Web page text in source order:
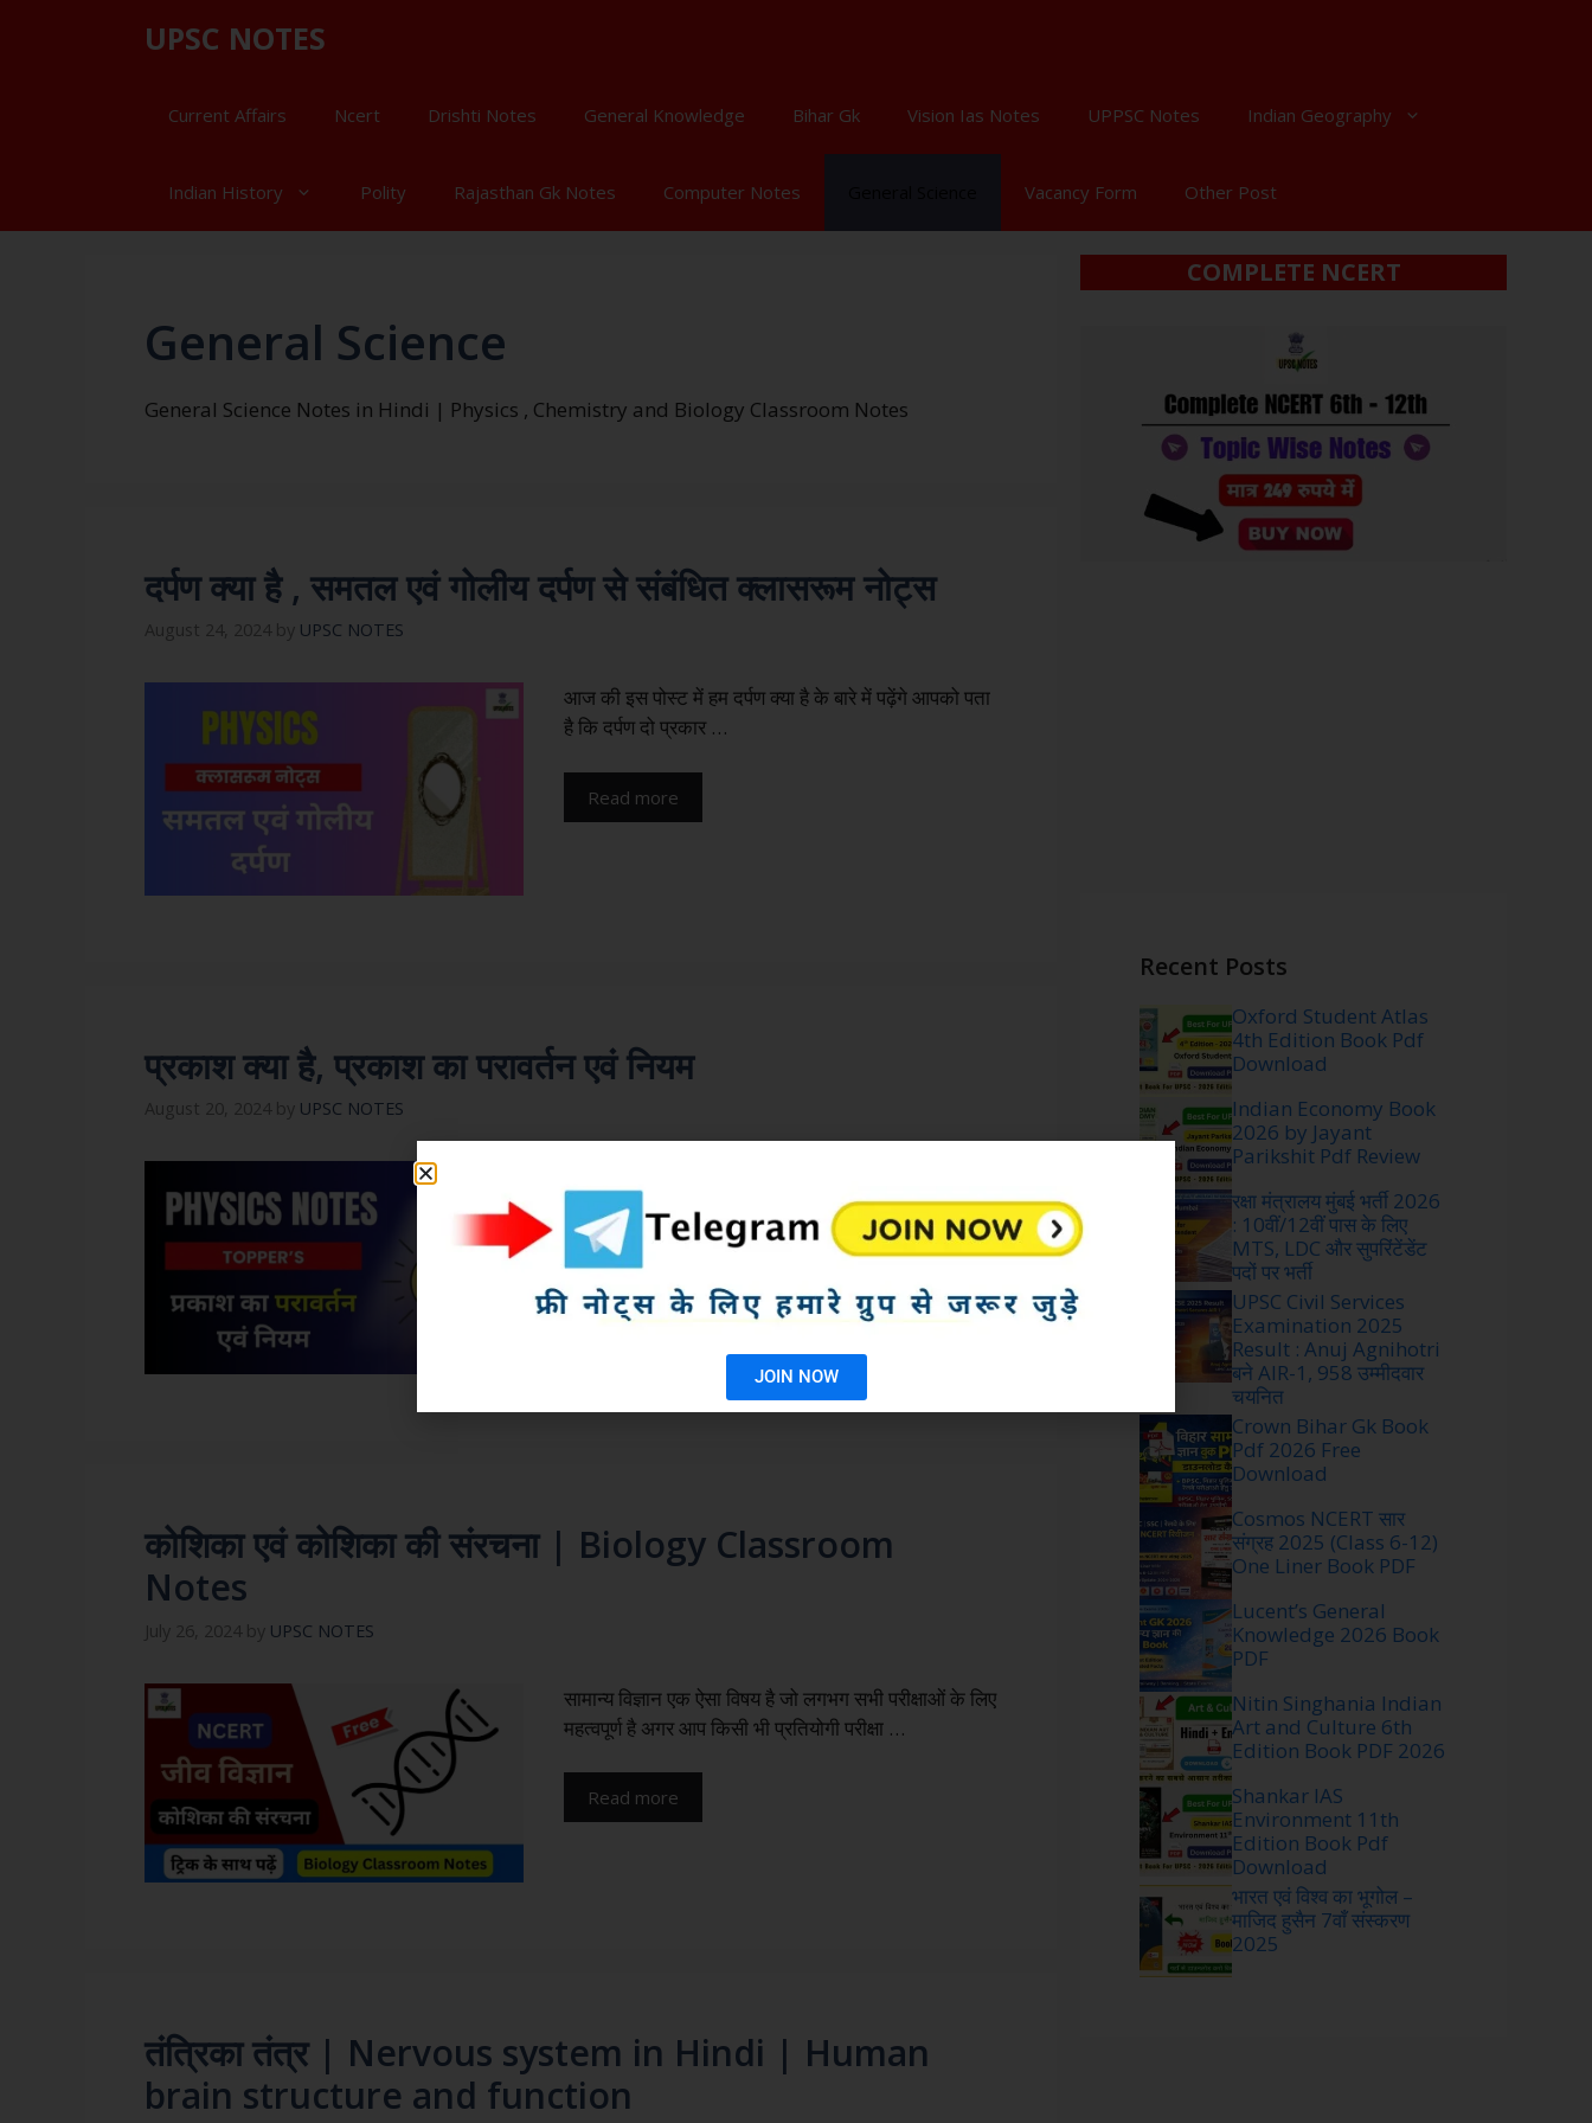
UPSC NOTES
Current Affairs Ncert Drishti Notes General Knowledge Bihar Gk Vision Ias Notes UPPSC Notes Indian Geography
Indian History Polity Rajasthan Gk Notes Computer Notes Vacancy Form Other Post
General Science
General Science Notes in Hindi | Physics , Chemistry and Biology Classroom Notes
दर्पण क्या है , समतल एवं गोलीय दर्पण से संबंधित क्लासरूम नोट्स
August 24, 2024 by UPSC NOTES
आज की इस पोस्ट में हम दर्पण क्या है के बारे में पढ़ेंगे आपको पता
है कि दर्पण दो प्रकार …
Read more
प्रकाश क्या है, प्रकाश का परावर्तन एवं नियम
August 20, 2024 by UPSC NOTES
आपको प्रकाश से संबंधित एक अध्याय पढ़ने …
Read more
कोशिका एवं कोशिका की संरचना | Biology Classroom
Notes
July 26, 2024 by UPSC NOTES
सामान्य विज्ञान एक ऐसा विषय है जो लगभग सभी परीक्षाओं के लिए
महत्वपूर्ण है अगर आप किसी भी प्रतियोगी परीक्षा …
Read more
तंत्रिका तंत्र | Nervous system in Hindi | Human
brain structure and function
COMPLETE NCERT
Recent Posts
Oxford Student Atlas
4th Edition Book Pdf
Download
Indian Economy Book
2026 by Jayant
Parikshit Pdf Review
रक्षा मंत्रालय मुंबई भर्ती 2026
: 10वीं/12वीं पास के लिए
MTS, LDC और सुपरिंटेंडेंट
पदों पर भर्ती
UPSC Civil Services
Examination 2025
Result : Anuj Agnihotri
बने AIR-1, 958 उम्मीदवार
चयनित
Crown Bihar Gk Book
Pdf 2026 Free
Download
Cosmos NCERT सार
संग्रह 2025 (Class 6-12)
One Liner Book PDF
Lucent’s General
Knowledge 2026 Book
PDF
Nitin Singhania Indian
Art and Culture 6th
Edition Book PDF 2026
Shankar IAS
Environment 11th
Edition Book Pdf
Download
भारत एवं विश्व का भूगोल –
माजिद हुसैन 7वाँ संस्करण
2025
JOIN NOW